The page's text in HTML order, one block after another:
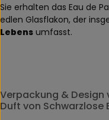
Sie erhalten das Eau de
edlen Glasflakon, der
Lebens umfasst.
Verpackung &
Duft von Schwarzlose